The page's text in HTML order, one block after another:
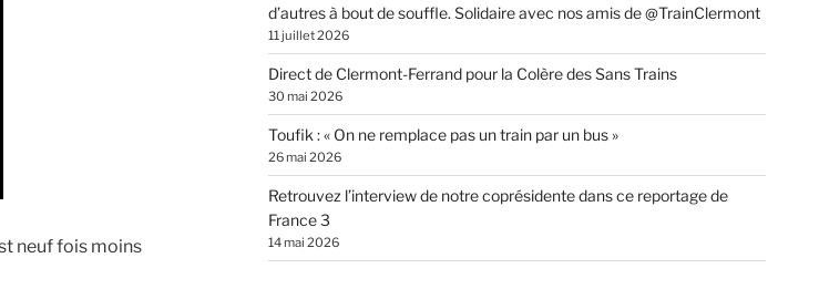
neuf fois moins
d’autres à bout de souffle. Solidaire avec nos amis de @TrainClermont
11 juillet 2026
Direct de Clermont-Ferrand pour la Colère des Sans Trains
30 mai 2026
Toufik : « On ne remplace pas un train par un bus »
26 mai 2026
Retrouvez l’interview de notre coprésidente dans ce reportage de
France 3
14 mai 2026